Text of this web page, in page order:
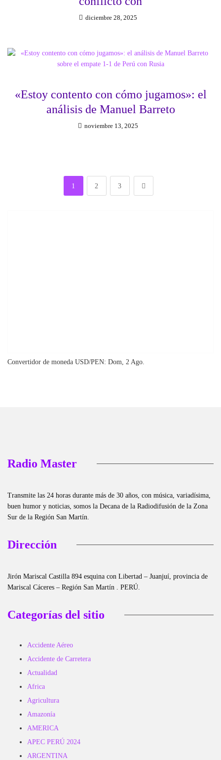
diciembre 28, 2025
«Estoy contento con cómo jugamos»: el
análisis de Manuel Barreto
noviembre 13, 2025
1 2 3
Convertidor de moneda USD/PEN: Dom, 2 Ago.
Radio Master
Transmite las 24 horas durante más de 30 años, con música, variadísima,
buen humor y noticias, somos la Decana de la Radiodifusión de la Zona
Sur de la Región San Martín.
Dirección
Jirón Mariscal Castilla 894 esquina con Libertad – Juanjuí, provincia de
Mariscal Cáceres – Región San Martín . PERÚ.
Categorías del sitio
Accidente Aéreo
Accidente de Carretera
Actualidad
Africa
Agricultura
Amazonía
AMERICA
APEC PERÚ 2024
ARGENTINA